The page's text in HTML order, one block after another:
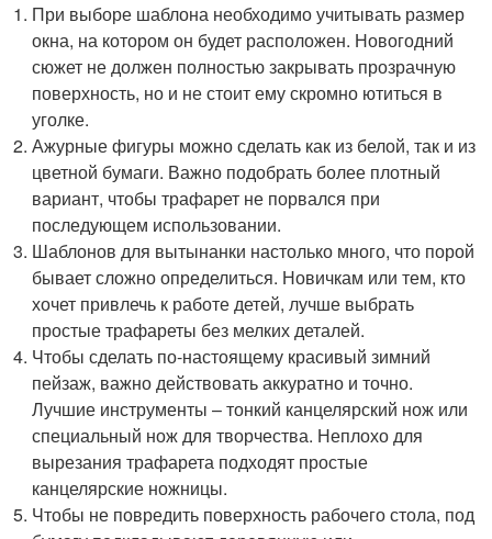
При выборе шаблона необходимо учитывать размер
окна, на котором он будет расположен. Новогодний
сюжет не должен полностью закрывать прозрачную
поверхность, но и не стоит ему скромно ютиться в
уголке.
Ажурные фигуры можно сделать как из белой, так и из
цветной бумаги. Важно подобрать более плотный
вариант, чтобы трафарет не порвался при
последующем использовании.
Шаблонов для вытынанки настолько много, что порой
бывает сложно определиться. Новичкам или тем, кто
хочет привлечь к работе детей, лучше выбрать
простые трафареты без мелких деталей.
Чтобы сделать по-настоящему красивый зимний
пейзаж, важно действовать аккуратно и точно.
Лучшие инструменты – тонкий канцелярский нож или
специальный нож для творчества. Неплохо для
вырезания трафарета подходят простые
канцелярские ножницы.
Чтобы не повредить поверхность рабочего стола, под